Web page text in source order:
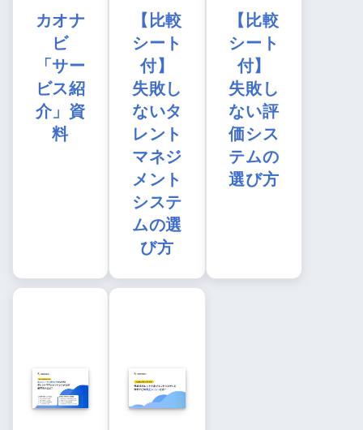
カオナ
ビ
「サー
ビス紹
介」資
料
【比較
シート
付】
失敗し
ないタ
レント
マネジ
メント
システ
ムの選
び方
【比較
シート
付】
失敗し
ない評
価シス
テムの
選び方